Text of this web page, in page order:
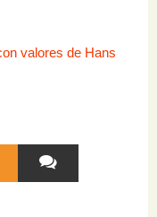
valores de Hans